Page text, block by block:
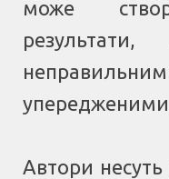
може
Автори несуть